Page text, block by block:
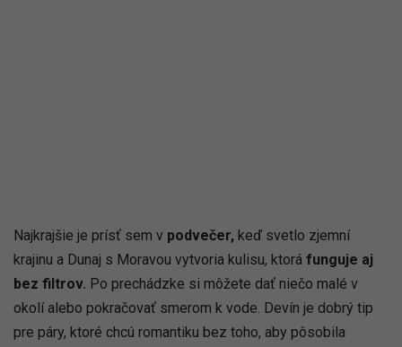
Najkrajšie je prísť sem v podvečer, keď svetlo zjemní
krajinu a Dunaj s Moravou vytvoria kulisu, ktorá funguje aj
bez filtrov. Po prechádzke si môžete dať niečo malé v
okolí alebo pokračovať smerom k vode. Devín je dobrý tip
pre páry, ktoré chcú romantiku bez toho, aby pôsobila